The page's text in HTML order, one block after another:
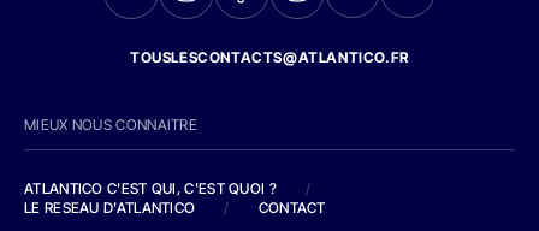
TOUSLESCONTACTS@ATLANTICO.FR
MIEUX NOUS CONNAITRE
ATLANTICO C'EST QUI, C'EST QUOI ?
/
LE RESEAU D'ATLANTICO
/ CONTACT